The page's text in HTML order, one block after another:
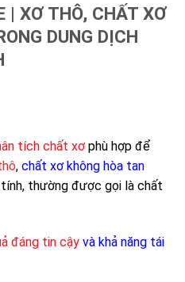
| XƠ THÔ, CHẤT XƠ
DUNG DỊCH
tích chất xơ phù hợp để
, chất xơ không hòa tan
thường được gọi là chất
đáng tin cậy và khả năng tái